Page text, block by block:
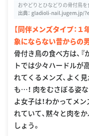
おやどりとひなどりの骨付鳥を
出典： gladioli-nail.jugem.jp/
【同伴メンズタイプ：
象にならない昔からの男
骨付き鳥の食べ方は、
トでは少々ハードルが
れてくるメンズ、よく
も…！ 肉をむさぼる姿
よ女子は！わかってメ
れていて、黙々と肉を
しょう。